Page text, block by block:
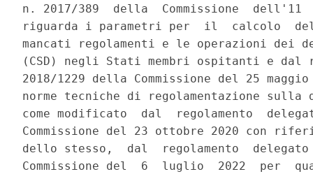
n. 2017/389  della  Commissione  dell'11
riguarda i parametri per  il  calcolo
mancati regolamenti e le operazioni
(CSD) negli Stati membri ospitanti e dal
2018/1229 della Commissione del 25
norme tecniche di regolamentazione
come modificato  dal  regolamento
Commissione del 23 ottobre 2020 con
dello stesso,  dal  regolamento
Commissione del  6  luglio  2022  per